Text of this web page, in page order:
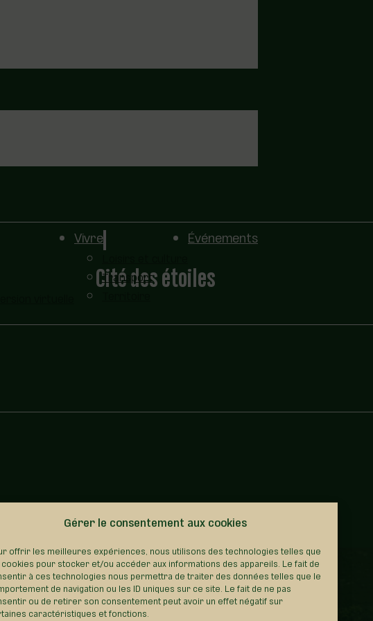
Gérer le consentement aux cookies
offrir les meilleures expériences, nous utilisons des technologies telles que
cookies pour stocker et/ou accéder aux informations des appareils. Le fait de
à ces technologies nous permettra de traiter des données telles que le
de navigation ou les ID uniques sur ce site. Le fait de ne pas
ou de retirer son consentement peut avoir un effet négatif sur
caractéristiques et fonctions.
Vivre
Transport
Événements
Cité des étoiles
REVENIR AU RÉPERTOIRE